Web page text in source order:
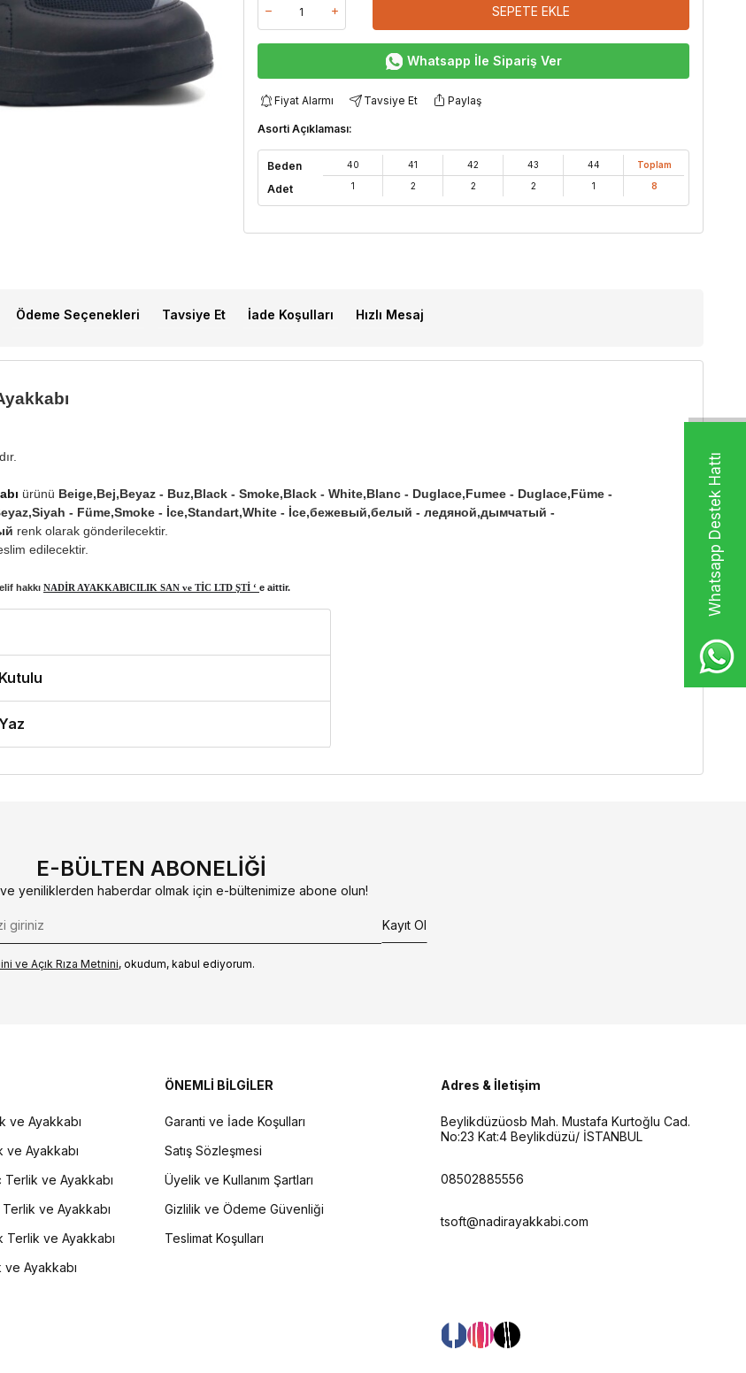
Whatsapp Destek Hattı
SEPETE EKLE
Whatsapp İle Sipariş Ver
Fiyat Alarmı Tavsiye Et Paylaş
Asorti Açıklaması:
Beden
Adet
40
1
41
2
42
2
43
2
44
1
Toplam
8
Ödeme Seçenekleri Tavsiye Et İade Koşulları Hızlı Mesaj
ürünü Beige,Bej,Beyaz - Buz,Black - Smoke,Black - White,Blanc - Duglace,Fumee - Duglace,Füme -
- Füme,Smoke - İce,Standart,White - İce,бежевый,белый - ледяной,дымчатый -
renk olarak gönderilecektir.
edilecektir.
hakkı NADİR AYAKKABICILIK SAN ve TİC LTD ŞTİ ‘ e aittir.
Kutulu
Yaz
E-BÜLTEN ABONELIĞI
yeniliklerden haberdar olmak için e-bültenimize abone olun!
Kayıt Ol
ve Açık Rıza Metni‌ni, okudum, kabul ediyorum.
ve Ayakkabı
ve Ayakkabı
ve Ayakkabı
ve Ayakkabı
Terlik ve Ayakkabı
Ayakkabı
ÖNEMLİ BİLGİLER
Garanti ve İade Koşulları
Satış Sözleşmesi
Üyelik ve Kullanım Şartları
Gizlilik ve Ödeme Güvenliği
Teslimat Koşulları
Adres & İletişim
Beylikdüzüosb Mah. Mustafa Kurtoğlu Cad.
No:23 Kat:4 Beylikdüzü/ İSTANBUL
08502885556
tsoft@nadirayakkabi.com